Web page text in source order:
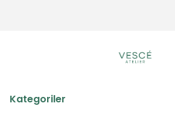
Kategoriler